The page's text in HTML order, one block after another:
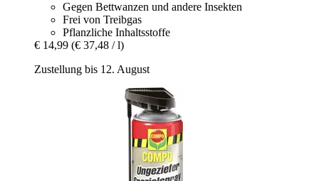
Gegen Bettwanzen und andere Insekten
Frei von Treibgas
Pflanzliche Inhaltsstoffe
€ 14,99 (€ 37,48 / l)
Zustellung bis 12. August